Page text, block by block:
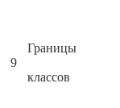
9
Границы
классов